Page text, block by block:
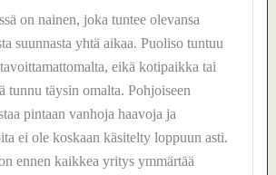
on nainen, joka tuntee olevansa
suunnasta yhtä aikaa. Puoliso tuntuu
eikä kotipaikka tai
tunnu täysin omalta. Pohjoiseen
pintaan vanhoja haavoja ja
ei ole koskaan käsitelty loppuun asti.
ennen kaikkea yritys ymmärtää